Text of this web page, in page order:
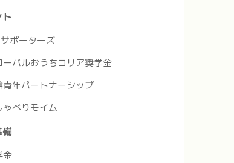
サポーターズ
ーバルおうちコリア奨学金
青年パートナーシップ
ゃべりモイム
備
金